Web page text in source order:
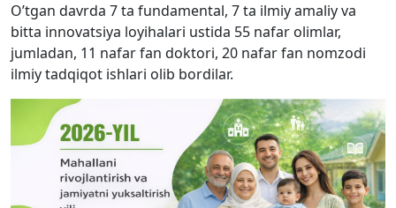
O’tgan davrda 7 ta fundamental, 7 ta ilmiy amaliy va
bitta innovatsiya loyihalari ustida 55 nafar olimlar,
jumladan, 11 nafar fan doktori, 20 nafar fan nomzodi
ilmiy tadqiqot ishlari olib bordilar.